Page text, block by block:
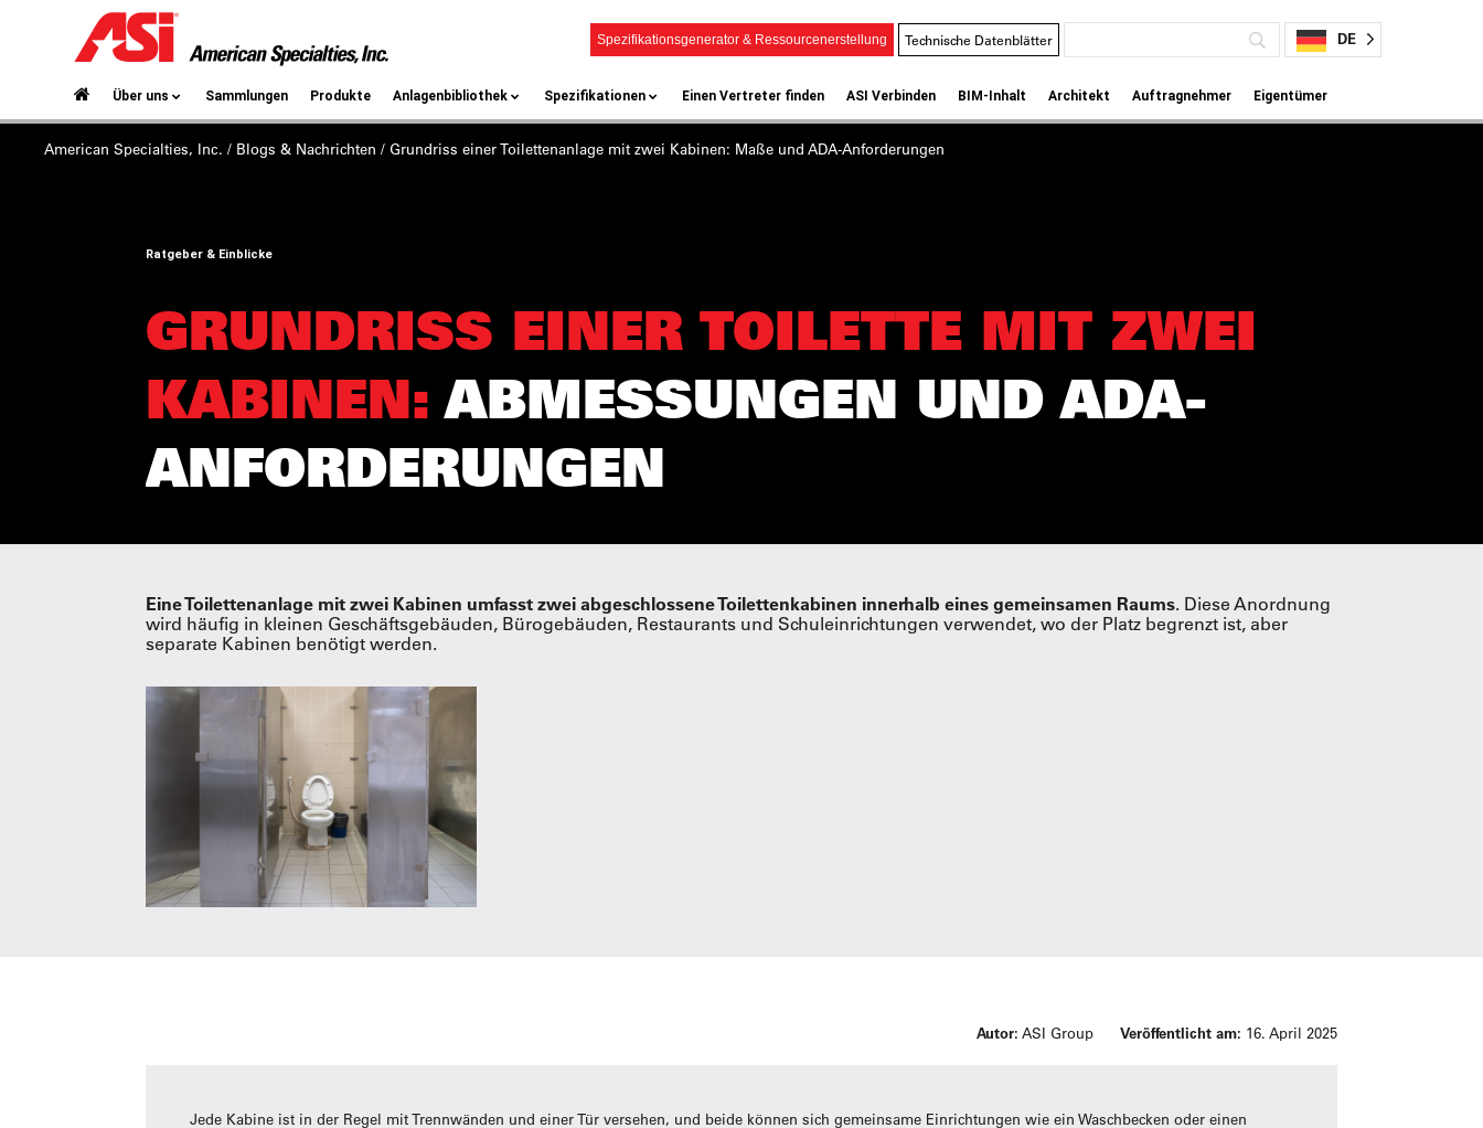
Spezifikationsgenerator & Ressourcenerstellung Technische Datenblätter DE
Über uns Sammlungen Produkte Anlagenbibliothek Spezifikationen Einen Vertreter finden ASI Verbinden BIM-Inhalt Architekt Auftragnehmer Eigentümer
American Specialties, Inc. / Blogs & Nachrichten / Grundriss einer Toilettenanlage mit zwei Kabinen: Maße und ADA-Anforderungen
Ratgeber & Einblicke
GRUNDRISS EINER TOILETTE MIT ZWEI
KABINEN: ABMESSUNGEN UND ADA-
ANFORDERUNGEN
Eine Toilettenanlage mit zwei Kabinen umfasst zwei abgeschlossene Toilettenkabinen innerhalb eines gemeinsamen Raums. Diese Anordnung
wird häufig in kleinen Geschäftsgebäuden, Bürogebäuden, Restaurants und Schuleinrichtungen verwendet, wo der Platz begrenzt ist, aber
separate Kabinen benötigt werden.
Autor: ASI Group Veröffentlicht am: 16. April 2025
Jede Kabine ist in der Regel mit Trennwänden und einer Tür versehen, und beide können sich gemeinsame Einrichtungen wie ein Waschbecken oder einen